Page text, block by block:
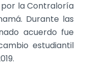
la Contraloría
Durante las
acuerdo fue
estudiantil